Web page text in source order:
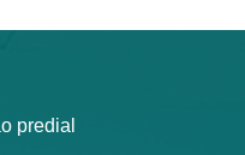
predial